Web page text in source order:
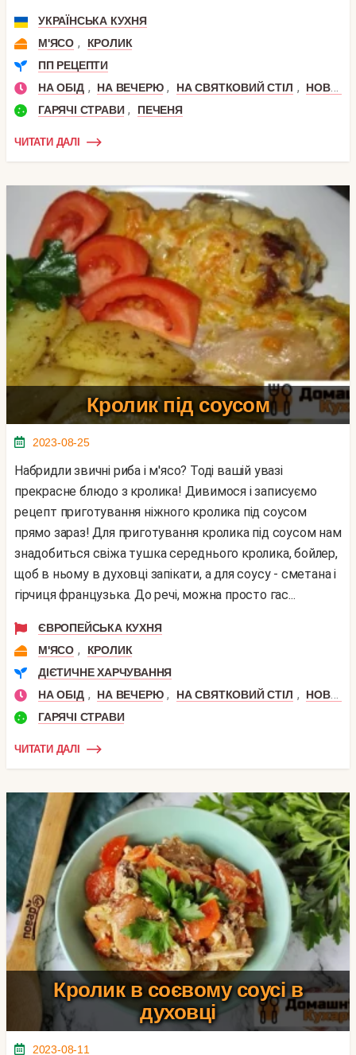
УКРАЇНСЬКА КУХНЯ
М'ЯСО ,
КРОЛИК
ПП РЕЦЕПТИ
НА ОБІД , НА ВЕЧЕРЮ , НА СВЯТКОВИЙ СТІЛ ,
НОВИЙ РІК
ГАРЯЧІ СТРАВИ , ПЕЧЕНЯ
ЧИТАТИ ДАЛІ
Кролик під соусом
2023-08-25
Набридли звичні риба і м'ясо? Тоді вашій увазі
прекрасне блюдо з кролика! Дивимося і записуємо
рецепт приготування ніжного кролика під соусом
прямо зараз! Для приготування кролика під соусом нам
знадобиться свіжа тушка середнього кролика, бойлер,
щоб в ньому в духовці запікати, а для соусу - сметана і
гірчиця французька. До речі, можна просто гас...
ЄВРОПЕЙСЬКА КУХНЯ
М'ЯСО ,
КРОЛИК
ДІЄТИЧНЕ ХАРЧУВАННЯ
НА ОБІД , НА ВЕЧЕРЮ , НА СВЯТКОВИЙ СТІЛ ,
НОВИЙ РІК
ГАРЯЧІ СТРАВИ
ЧИТАТИ ДАЛІ
Кролик в соєвому соусі в
духовці
2023-08-11